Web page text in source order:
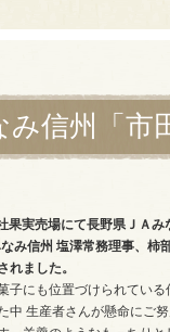
み信州「市
果実売場にて長野県ＪＡみ
み信州 塩澤常務理事、柿
れました。
子にも位置づけられてい
中 生産者さんが懸命にご